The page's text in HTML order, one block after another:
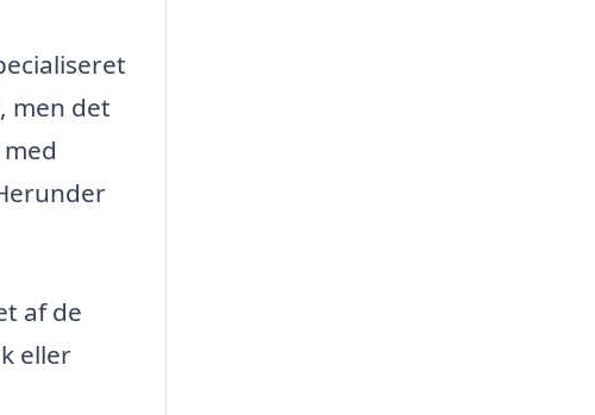
men det
af de
eller